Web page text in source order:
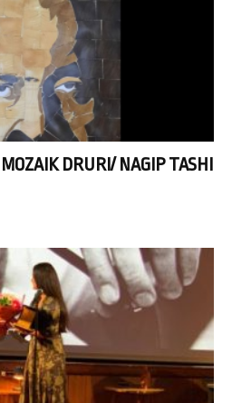
DRURI/ NAGIP TASHI